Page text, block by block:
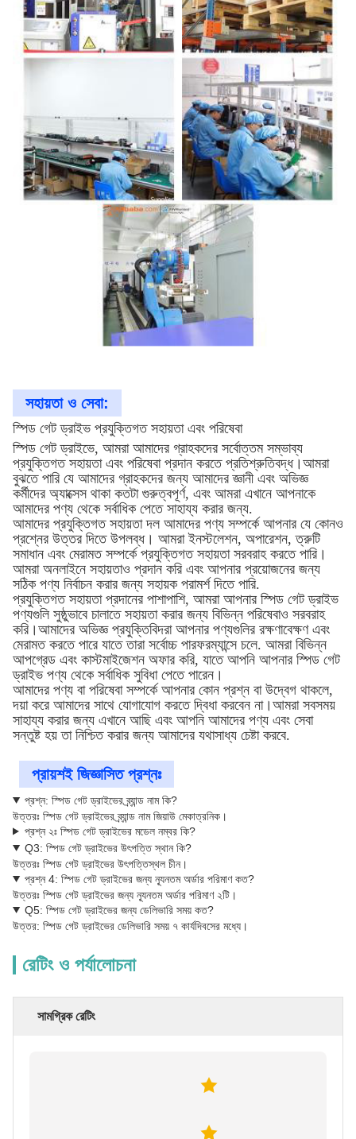
সহায়তা ও সেবা:
স্পিড গেট ড্রাইভ প্রযুক্তিগত সহায়তা এবং পরিষেবা
স্পিড গেট ড্রাইভে, আমরা আমাদের গ্রাহকদের সর্বোত্তম সম্ভাব্য
প্রযুক্তিগত সহায়তা এবং পরিষেবা প্রদান করতে প্রতিশ্রুতিবদ্ধ।আমরা
বুঝতে পারি যে আমাদের গ্রাহকদের জন্য আমাদের জ্ঞানী এবং অভিজ্ঞ
কর্মীদের অ্যাক্সেস থাকা কতটা গুরুত্বপূর্ণ, এবং আমরা এখানে আপনাকে
আমাদের পণ্য থেকে সর্বাধিক পেতে সাহায্য করার জন্য.
আমাদের প্রযুক্তিগত সহায়তা দল আমাদের পণ্য সম্পর্কে আপনার যে কোনও
প্রশ্নের উত্তর দিতে উপলব্ধ। আমরা ইনস্টলেশন, অপারেশন, ত্রুটি
সমাধান এবং মেরামত সম্পর্কে প্রযুক্তিগত সহায়তা সরবরাহ করতে পারি।
আমরা অনলাইনে সহায়তাও প্রদান করি এবং আপনার প্রয়োজনের জন্য
সঠিক পণ্য নির্বাচন করার জন্য সহায়ক পরামর্শ দিতে পারি.
প্রযুক্তিগত সহায়তা প্রদানের পাশাপাশি, আমরা আপনার স্পিড গেট ড্রাইভ
পণ্যগুলি সুষ্ঠুভাবে চালাতে সহায়তা করার জন্য বিভিন্ন পরিষেবাও সরবরাহ
করি।আমাদের অভিজ্ঞ প্রযুক্তিবিদরা আপনার পণ্যগুলির রক্ষণাবেক্ষণ এবং
মেরামত করতে পারে যাতে তারা সর্বোচ্চ পারফরম্যান্সে চলে. আমরা বিভিন্ন
আপগ্রেড এবং কাস্টমাইজেশন অফার করি, যাতে আপনি আপনার স্পিড গেট
ড্রাইভ পণ্য থেকে সর্বাধিক সুবিধা পেতে পারেন।
আমাদের পণ্য বা পরিষেবা সম্পর্কে আপনার কোন প্রশ্ন বা উদ্বেগ থাকলে,
দয়া করে আমাদের সাথে যোগাযোগ করতে দ্বিধা করবেন না।আমরা সবসময়
সাহায্য করার জন্য এখানে আছি এবং আপনি আমাদের পণ্য এবং সেবা
সন্তুষ্ট হয় তা নিশ্চিত করার জন্য আমাদের যথাসাধ্য চেষ্টা করবে.
প্রায়শই জিজ্ঞাসিত প্রশ্নঃ
প্রশ্ন: স্পিড গেট ড্রাইভের ব্র্যান্ড নাম কি?
উত্তরঃ স্পিড গেট ড্রাইভের ব্র্যান্ড নাম জিয়াউ মেকাত্রনিক।
প্রশ্ন ২ঃ স্পিড গেট ড্রাইভের মডেল নম্বর কি?
Q3: স্পিড গেট ড্রাইভের উৎপত্তি স্থান কি?
উত্তরঃ স্পিড গেট ড্রাইভের উৎপত্তিস্থল চীন।
প্রশ্ন 4: স্পিড গেট ড্রাইভের জন্য ন্যূনতম অর্ডার পরিমাণ কত?
উত্তরঃ স্পিড গেট ড্রাইভের জন্য ন্যূনতম অর্ডার পরিমাণ ২টি।
Q5: স্পিড গেট ড্রাইভের জন্য ডেলিভারি সময় কত?
উত্তর: স্পিড গেট ড্রাইভের ডেলিভারি সময় ৭ কার্যদিবসের মধ্যে।
রেটিং ও পর্যালোচনা
সামগ্রিক রেটিং